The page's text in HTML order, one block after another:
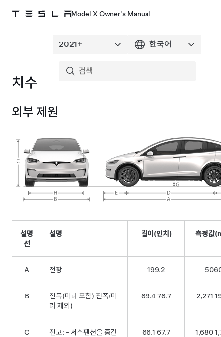
Model X Owner's Manual
치수
외부 제원
설명
선
설명 길이(인치) 측정값
A 전장 199.2
B
전폭(미러 포함) 전폭(미
러 제외)
89.4 78.7 2,271
C
전고: - 서스펜션을 중간
66.1 67.7 1,680